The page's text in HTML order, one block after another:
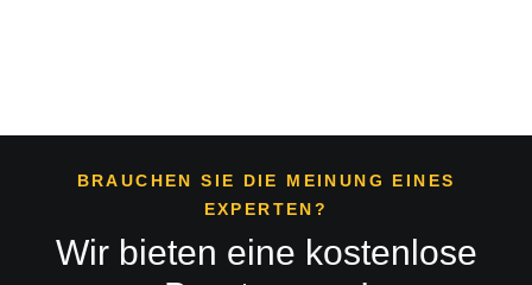
BRAUCHEN SIE DIE MEINUNG EINES
EXPERTEN?
Wir bieten eine kostenlose